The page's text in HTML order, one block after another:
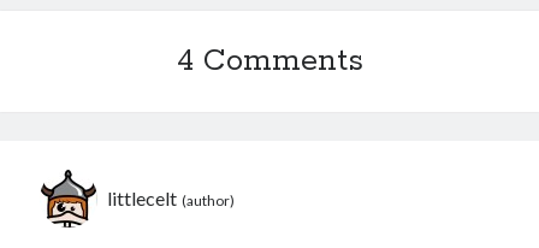
4 Comments
littlecelt